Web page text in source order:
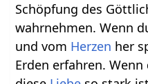
Schöpfung des
wahrnehmen. Wenn
und vom Herzen her
Erden erfahren.